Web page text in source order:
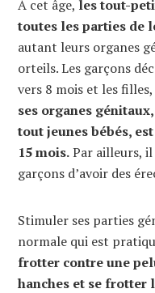
À cet âge, les tout-
toutes les parties de
autant leurs organes
orteils. Les garçons
vers 8 mois et les
ses organes
tout jeunes bébés,
15 mois.Par ailleurs,
garçons d’avoir des
Stimuler ses parties
normale qui est
frotter contre une
hanches et se frotter